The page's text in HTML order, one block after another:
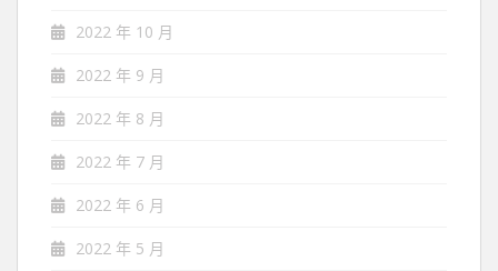
2022 年 10 月
2022 年 9 月
2022 年 8 月
2022 年 7 月
2022 年 6 月
2022 年 5 月